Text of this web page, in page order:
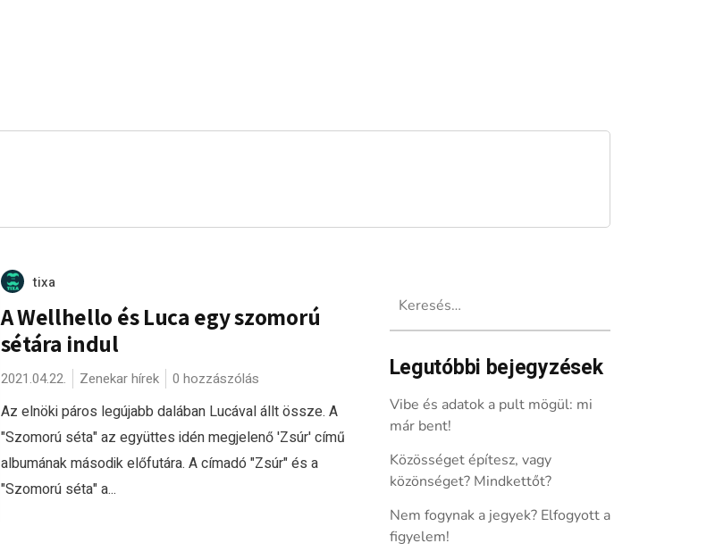
tixa
A Wellhello és Luca egy szomorú
sétára indul
2021.04.22. Zenekar hírek 0 hozzászólás
Az elnöki páros legújabb dalában Lucával állt össze. A
"Szomorú séta" az együttes idén megjelenő 'Zsúr' című
albumának második előfutára. A címadó "Zsúr" és a
"Szomorú séta" a...
Legutóbbi bejegyzések
Vibe és adatok a pult mögül: mi
már bent!
Közösséget építesz, vagy
közönséget? Mindkettőt?
Nem fogynak a jegyek? Elfogyott a
figyelem!